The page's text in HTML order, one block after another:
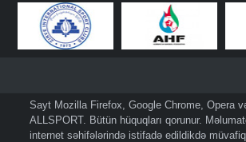
Sayt Mozilla Firefox, Google Chrome, Opera
ALLSPORT. Bütün hüquqları qorunur.
internet səhifələrində istifadə edildikdə